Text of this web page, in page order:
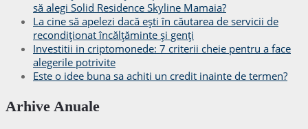
să alegi Solid Residence Skyline Mamaia?
La cine să apelezi dacă ești în căutarea de servicii de
recondiționat încălțăminte și genți
Investitii in criptomonede: 7 criterii cheie pentru a face
alegerile potrivite
Este o idee buna sa achiti un credit inainte de termen?
Arhive Anuale